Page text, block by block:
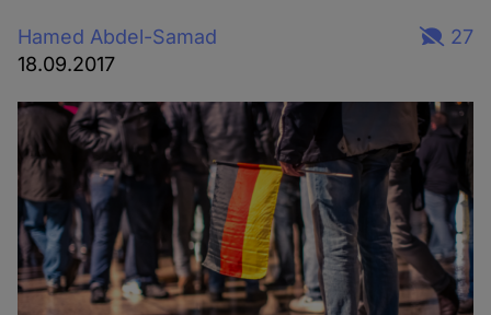
Hamed Abdel-Samad
18.09.2017
27